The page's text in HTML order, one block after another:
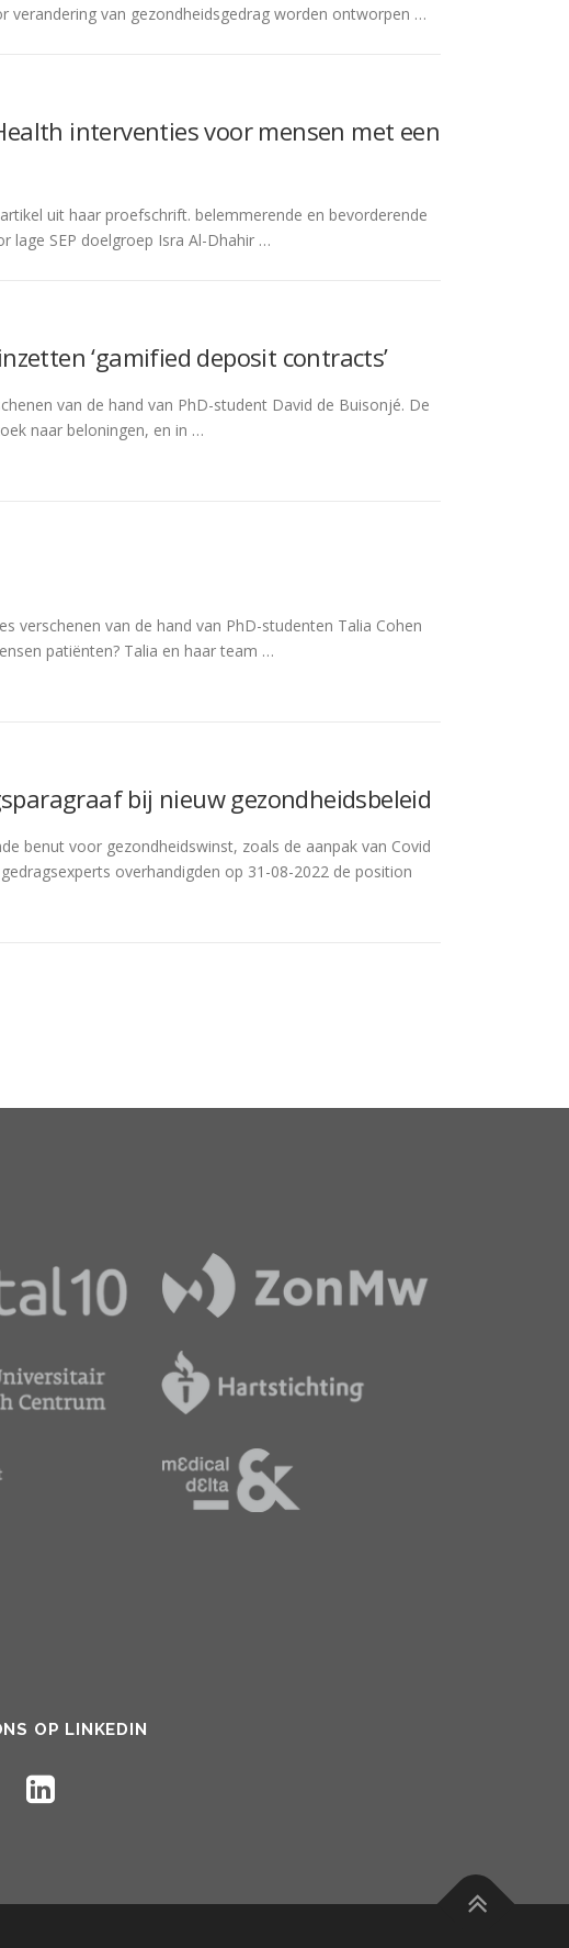
verandering van gezondheidsgedrag worden ontworpen …
interventies voor mensen met een
uit haar proefschrift. belemmerende en bevorderende
lage SEP doelgroep Isra Al-Dhahir …
‘gamified deposit contracts’
van de hand van PhD-student David de Buisonjé. De
naar beloningen, en in …
verschenen van de hand van PhD-studenten Talia Cohen
patiënten? Talia en haar team …
bij nieuw gezondheidsbeleid
benut voor gezondheidswinst, zoals de aanpak van Covid
overhandigden op 31-08-2022 de position
OP LINKEDIN